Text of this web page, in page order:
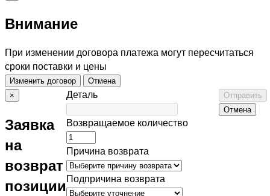
Внимание
При изменении договора платежа могут пересчитаться
сроки поставки и цены
Изменить договор
Отмена
×
Заявка
на
возврат
позиции
Деталь
Возвращаемое количество
Причина возврата
Подпричина возврата
Отправить
Отмена